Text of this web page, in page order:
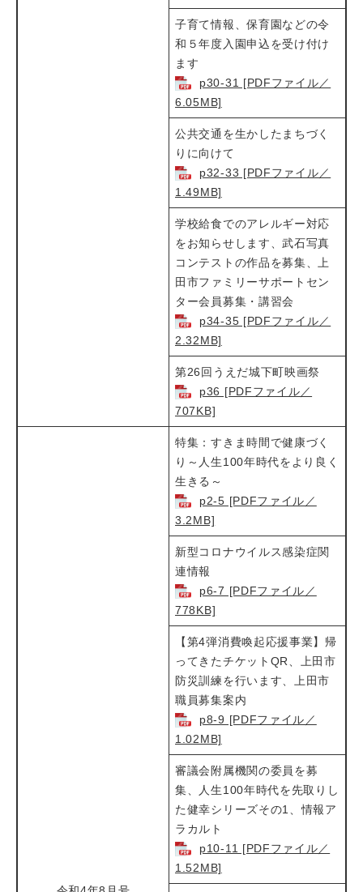
子育て情報、保育園などの令
和５年度入園申込を受け付け
ます​
p30-31 [PDFファイル／
6.05MB]
公共交通を生かしたまちづく
りに向けて​
p32-33 [PDFファイル／
1.49MB]
学校給食でのアレルギー対応
をお知らせします、武石写真
コンテストの作品を募集、上
田市ファミリーサポートセン
ター会員募集・講習会​
p34-35 [PDFファイル／
2.32MB]
第26回うえだ城下町映画祭​
p36 [PDFファイル／
707KB]
特集：すきま時間で健康づく
り～人生100年時代をより良く
生きる～​
p2-5 [PDFファイル／
3.2MB]
新型コロナウイルス感染症関
連情報​​
p6-7 [PDFファイル／
778KB]
【第4弾消費喚起応援事業】帰
ってきたチケットQR、上田市
防災訓練を行います、上田市
職員募集案内​
p8-9 [PDFファイル／
1.02MB]
審議会附属機関の委員を募
集、人生100年時代を先取りし
た健幸シリーズその1、情報ア
ラカルト​
p10-11 [PDFファイル／
1.52MB]